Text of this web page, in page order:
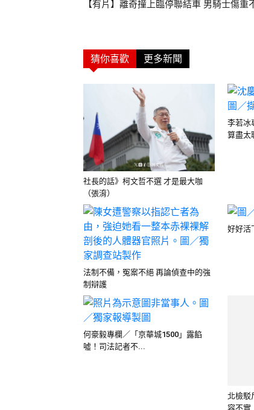
【有片】離奇撞上臨停聯結車 男騎士傷重
猜你喜歡 更多新聞
社長的話》柯文哲不選 才是最大咖
（張淯）
李若冰
算盡太
法制不備，冤案不絕 再論偵查中的強
制辯護
好好活
何豪毅專欄／「京華城1500」露餡
噓！司法記者不...
之惡！